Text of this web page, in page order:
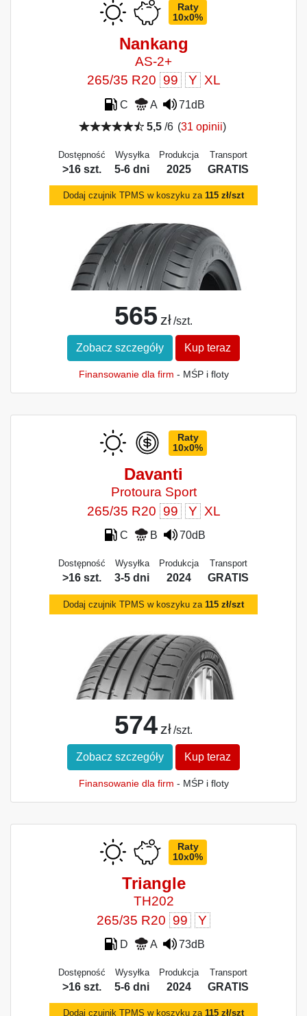
Raty
10x0%
Nankang
AS-2+
265/35 R20 99 Y XL
C A
71dB
5,5/6 (31 opinii)
Dostępność
>16 szt.
Wysyłka
5-6 dni
Produkcja
2025
Transport
GRATIS
Dodaj czujnik TPMS w koszyku za 115 zł/szt
565 zł /szt.
Zobacz szczegóły Kup teraz
Finansowanie dla firm - MŚP i floty
Raty
10x0%
Davanti
Protoura Sport
265/35 R20 99 Y XL
C B 70dB
Dostępność
>16 szt.
Wysyłka
3-5 dni
Produkcja
2024
Transport
GRATIS
Dodaj czujnik TPMS w koszyku za 115 zł/szt
574 zł /szt.
Zobacz szczegóły Kup teraz
Finansowanie dla firm - MŚP i floty
Raty
10x0%
Triangle
TH202
265/35 R20 99 Y
D A 73dB
Dostępność
>16 szt.
Wysyłka
5-6 dni
Produkcja
2024
Transport
GRATIS
Dodaj czujnik TPMS w koszyku za 115 zł/szt